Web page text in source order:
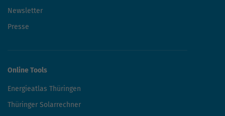
Newsletter
Presse
Online Tools
Energieatlas Thüringen
Thüringer Solarrechner